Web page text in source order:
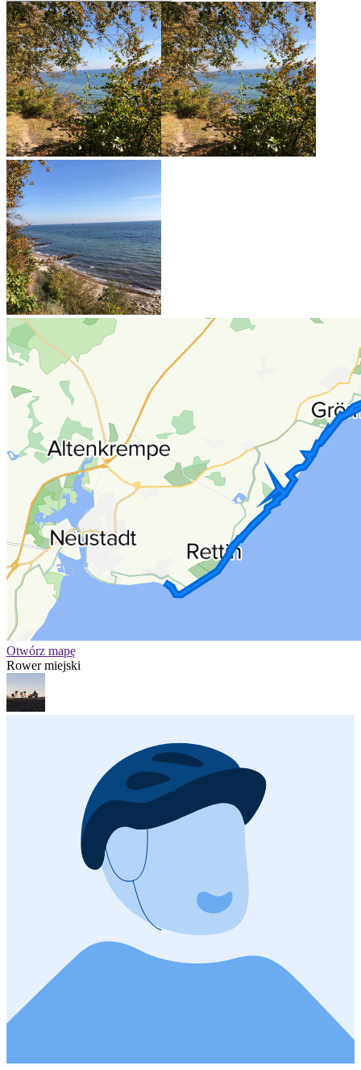
Otwórz mapę
Rower miejski